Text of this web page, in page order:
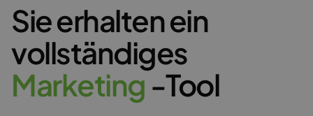
Sie erhalten ein
vollständiges
Marketing -Tool